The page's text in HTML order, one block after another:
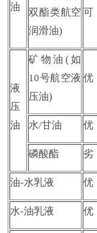
油
双酯类航空
润滑油)
可
液
压
油
矿物油 (如
10号航空液
压油)
优
水/甘油 优
磷酸酯 劣
油-水乳液 优
水-油乳液 优